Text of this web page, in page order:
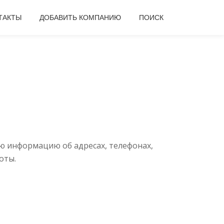
ДОБАВИТЬ КОМПАНИЮ ПОИСК
информацию об адресах, телефонах,